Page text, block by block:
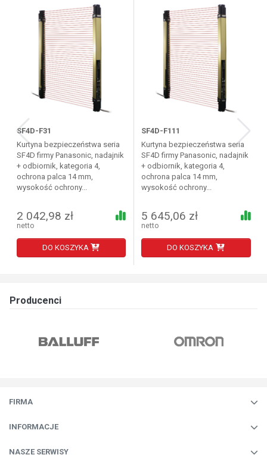
SF4D-F31
Kurtyna bezpieczeństwa seria
SF4D firmy Panasonic, nadajnik
+ odbiornik, kategoria 4,
ochrona palca 14 mm,
wysokość ochrony...
2 042,98 zł
netto
DO KOSZYKA
SF4D-F111
Kurtyna bezpieczeństwa seria
SF4D firmy Panasonic, nadajnik
+ odbiornik, kategoria 4,
ochrona palca 14 mm,
wysokość ochrony...
5 645,06 zł
netto
DO KOSZYKA
Producenci
FIRMA
INFORMACJE
NASZE SERWISY